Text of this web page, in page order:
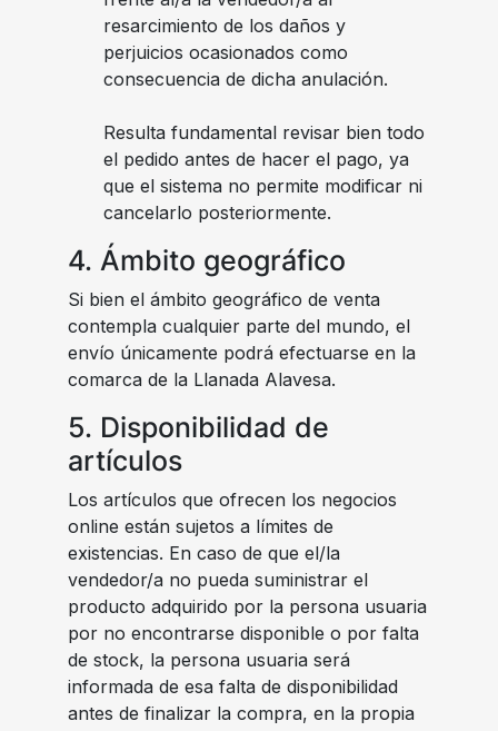
resarcimiento de los daños y
perjuicios ocasionados como
consecuencia de dicha anulación.
Resulta fundamental revisar bien todo
el pedido antes de hacer el pago, ya
que el sistema no permite modificar ni
cancelarlo posteriormente.
4. Ámbito geográfico
Si bien el ámbito geográfico de venta
contempla cualquier parte del mundo, el
envío únicamente podrá efectuarse en la
comarca de la Llanada Alavesa.
5. Disponibilidad de
artículos
Los artículos que ofrecen los negocios
online están sujetos a límites de
existencias. En caso de que el/la
vendedor/a no pueda suministrar el
producto adquirido por la persona usuaria
por no encontrarse disponible o por falta
de stock, la persona usuaria será
informada de esa falta de disponibilidad
antes de finalizar la compra, en la propia